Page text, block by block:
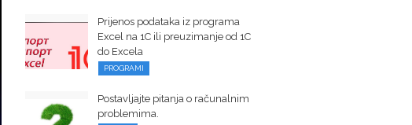
Prijenos podataka iz programa
Excel na 1C ili preuzimanje od 1C
do Excela
PROGRAMI
Postavljajte pitanja o računalnim
problemima.